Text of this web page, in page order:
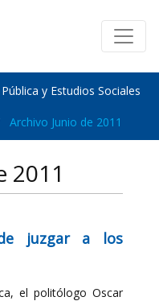
y Estudios Sociales
Archivo Junio de 2011
2011
juzgar a los
el politólogo Oscar